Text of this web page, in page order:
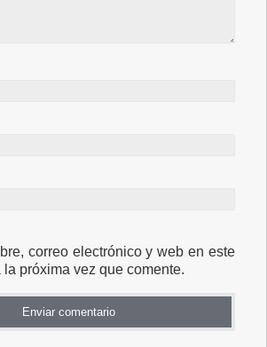
correo electrónico y web en este
próxima vez que comente.